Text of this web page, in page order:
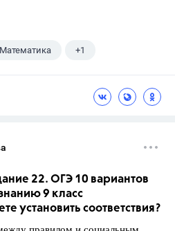
Математика +1
22. ОГЭ 10 вариантов
9 класс
установить соответствия?